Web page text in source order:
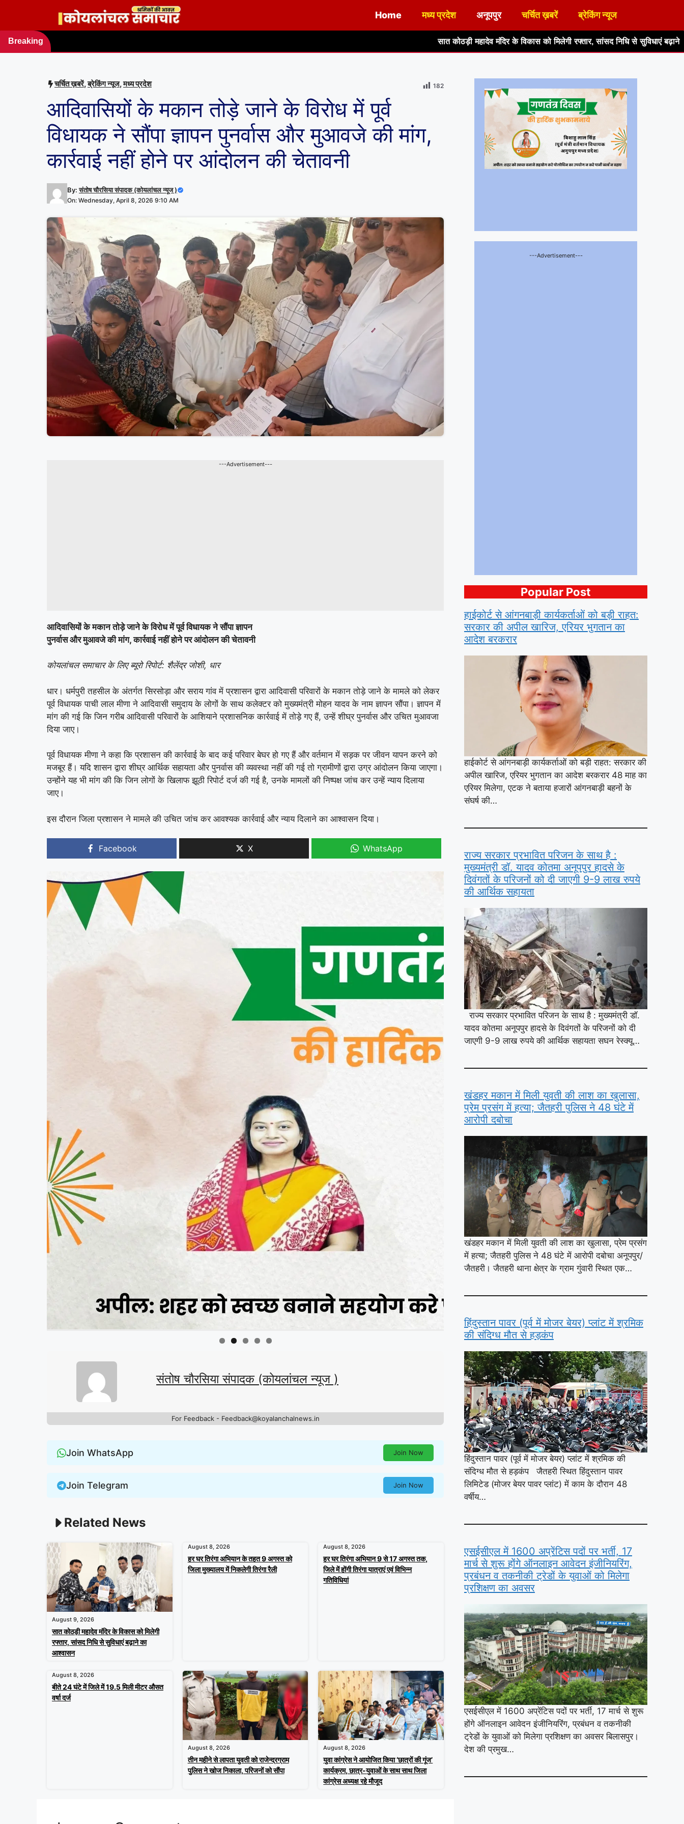
content
Home मध्य प्रदेश अनूपपुर चर्चित ख़बरें ब्रेकिंग न्यूज
Breaking
सात कोठड़ी महादेव मंदिर के विकास को मिलेगी रफ्तार, सांसद निधि से सुविधाएं बढ़ाने का आश्वासन हर
चर्चित ख़बरें,ब्रेकिंग न्यूज,मध्य प्रदेश 182
आदिवासियों के मकान तोड़े जाने के विरोध में पूर्व
विधायक ने सौंपा ज्ञापन पुनर्वास और मुआवजे की मांग,
कार्रवाई नहीं होने पर आंदोलन की चेतावनी
By:संतोष चौरसिया संपादक (कोयलांचल न्यूज )
On: Wednesday, April 8, 2026 9:10 AM
---Advertisement---
आदिवासियों के मकान तोड़े जाने के विरोध में पूर्व विधायक ने सौंपा ज्ञापन
पुनर्वास और मुआवजे की मांग, कार्रवाई नहीं होने पर आंदोलन की चेतावनी
कोयलांचल समाचार के लिए ब्यूरो रिपोर्ट: शैलेंद्र जोशी, धार
धार। धर्मपुरी तहसील के अंतर्गत सिरसोड़ा और सराय गांव में प्रशासन द्वारा आदिवासी परिवारों के मकान तोड़े जाने के मामले को लेकर
पूर्व विधायक पाची लाल मीणा ने आदिवासी समुदाय के लोगों के साथ कलेक्टर को मुख्यमंत्री मोहन यादव के नाम ज्ञापन सौंपा। ज्ञापन में
मांग की गई कि जिन गरीब आदिवासी परिवारों के आशियाने प्रशासनिक कार्रवाई में तोड़े गए हैं, उन्हें शीघ्र पुनर्वास और उचित मुआवजा
दिया जाए।
पूर्व विधायक मीणा ने कहा कि प्रशासन की कार्रवाई के बाद कई परिवार बेघर हो गए हैं और वर्तमान में सड़क पर जीवन यापन करने को
मजबूर हैं। यदि शासन द्वारा शीघ्र आर्थिक सहायता और पुनर्वास की व्यवस्था नहीं की गई तो ग्रामीणों द्वारा उग्र आंदोलन किया जाएगा।
उन्होंने यह भी मांग की कि जिन लोगों के खिलाफ झूठी रिपोर्ट दर्ज की गई है, उनके मामलों की निष्पक्ष जांच कर उन्हें न्याय दिलाया
जाए।
इस दौरान जिला प्रशासन ने मामले की उचित जांच कर आवश्यक कार्रवाई और न्याय दिलाने का आश्वासन दिया।
Facebook X WhatsApp
संतोष चौरसिया संपादक (कोयलांचल न्यूज )
For Feedback - Feedback@koyalanchalnews.in
Join WhatsApp Join Now
Join Telegram Join Now
Related News
August 9, 2026
सात कोठड़ी महादेव मंदिर के विकास को मिलेगी
रफ्तार, सांसद निधि से सुविधाएं बढ़ाने का
आश्वासन
August 8, 2026
हर घर तिरंगा अभियान के तहत 9 अगस्त को
जिला मुख्यालय में निकलेगी तिरंगा रैली
August 8, 2026
हर घर तिरंगा अभियान 9 से 17 अगस्त तक,
जिले में होंगी तिरंगा यात्राएं एवं विभिन्न
गतिविधियां
August 8, 2026
बीते 24 घंटे में जिले में 19.5 मिली मीटर औसत
वर्षा दर्ज
August 8, 2026
तीन महीने से लापता युवती को राजेन्द्रग्राम
पुलिस ने खोज निकाला, परिजनों को सौंपा
August 8, 2026
युवा कांग्रेस ने आयोजित किया ‘छात्रों की गूंज’
कार्यक्रम, छात्र-युवाओं के साथ साथ जिला
कांग्रेस अध्यक्ष रहे मौजूद
---Advertisement---
Popular Post
हाईकोर्ट से आंगनबाड़ी कार्यकर्ताओं को बड़ी राहत:
सरकार की अपील खारिज, एरियर भुगतान का
आदेश बरकरार
हाईकोर्ट से आंगनबाड़ी कार्यकर्ताओं को बड़ी राहत: सरकार की
अपील खारिज, एरियर भुगतान का आदेश बरकरार 48 माह का
एरियर मिलेगा, एटक ने बताया हजारों आंगनबाड़ी बहनों के
संघर्ष की…
राज्य सरकार प्रभावित परिजन के साथ है :
मुख्यमंत्री डॉ. यादव कोतमा अनूपपुर हादसे के
दिवंगतों के परिजनों को दी जाएगी 9-9 लाख रुपये
की आर्थिक सहायता
राज्य सरकार प्रभावित परिजन के साथ है : मुख्यमंत्री डॉ.
यादव कोतमा अनूपपुर हादसे के दिवंगतों के परिजनों को दी
जाएगी 9-9 लाख रुपये की आर्थिक सहायता सघन रेस्क्यू…
खंडहर मकान में मिली युवती की लाश का खुलासा,
प्रेम प्रसंग में हत्या; जैतहरी पुलिस ने 48 घंटे में
आरोपी दबोचा
खंडहर मकान में मिली युवती की लाश का खुलासा, प्रेम प्रसंग
में हत्या; जैतहरी पुलिस ने 48 घंटे में आरोपी दबोचा अनूपपुर/
जैतहरी। जैतहरी थाना क्षेत्र के ग्राम गुंवारी स्थित एक…
हिंदुस्तान पावर (पूर्व में मोजर बेयर) प्लांट में श्रमिक
की संदिग्ध मौत से हड़कंप
हिंदुस्तान पावर (पूर्व में मोजर बेयर) प्लांट में श्रमिक की
संदिग्ध मौत से हड़कंप जैतहरी स्थित हिंदुस्तान पावर
लिमिटेड (मोजर बेयर पावर प्लांट) में काम के दौरान 48
वर्षीय…
एसईसीएल में 1600 अप्रेंटिस पदों पर भर्ती, 17
मार्च से शुरू होंगे ऑनलाइन आवेदन इंजीनियरिंग,
प्रबंधन व तकनीकी ट्रेडों के युवाओं को मिलेगा
प्रशिक्षण का अवसर
एसईसीएल में 1600 अप्रेंटिस पदों पर भर्ती, 17 मार्च से शुरू
होंगे ऑनलाइन आवेदन इंजीनियरिंग, प्रबंधन व तकनीकी
ट्रेडों के युवाओं को मिलेगा प्रशिक्षण का अवसर बिलासपुर।
देश की प्रमुख…